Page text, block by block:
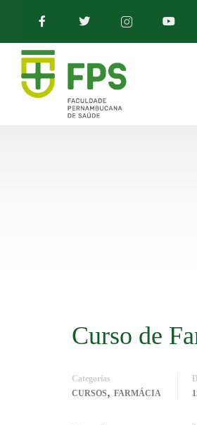
Curso de
Categorias
CURSOS, FARMÁCIA